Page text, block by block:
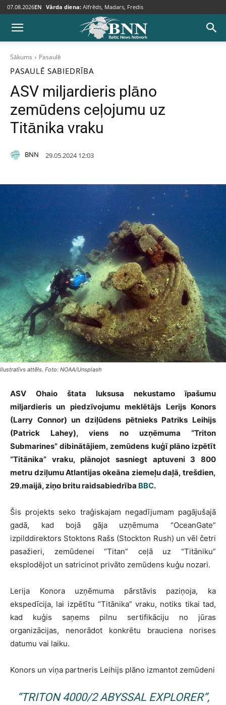
07.08.2026EN Vārda diena: Alfrēds, Madars, Fredis
Sākums Pasaulē
PASAULĒ SABIEDRĪBA
ASV miljardieris plāno
zemūdens ceļojumu uz
Titānika vraku
BNN 29.05.2024 12:03
Ilustratīvs attēls. Foto: NOAA/Unsplash
ASV Ohaio štata luksusa nekustamo īpašumu
miljardieris un piedzīvojumu meklētājs Lerijs Konors
(Larry Connor) un dziļūdens pētnieks Patriks Leihijs
(Patrick Lahey), viens no uzņēmuma “Triton
Submarines” dibinātājiem, zemūdens kuģī plāno izpētīt
“Titānika” vraku, plānojot sasniegt aptuveni 3 800
metru dziļumu Atlantijas okeāna ziemeļu daļā, trešdien,
29.maijā, ziņo britu raidsabiedrība BBC.
Šis projekts seko traģiskajam negadījumam pagājušajā
gadā, kad bojā gāja uzņēmuma “OceanGate”
izpilddirektors Stoktons Rašs (Stockton Rush) un vēl četri
pasažieri, zemūdenei “Titan” ceļā uz “Titāniku”
eksplodējot un satricinot privāto zemūdens kuģu nozari.
Lerija Konora uzņēmuma pārstāvis paziņoja, ka
ekspedīcija, lai izpētītu “Titānika” vraku, notiks tikai tad,
kad kuģis saņems pilnu sertifikāciju no jūras
organizācijas, nenorādot konkrētu brauciena norises
datumu vai laiku.
Konors un viņa partneris Leihijs plāno izmantot zemūdeni
“TRITON 4000/2 ABYSSAL EXPLORER”,